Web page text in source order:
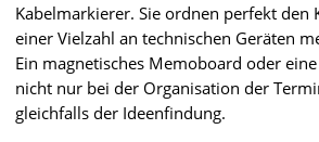
Kabelmarkierer. Sie ordnen perfekt den
einer Vielzahl an technischen Geräten
Ein magnetisches Memoboard oder
nicht nur bei der Organisation der
gleichfalls der Ideenfindung.